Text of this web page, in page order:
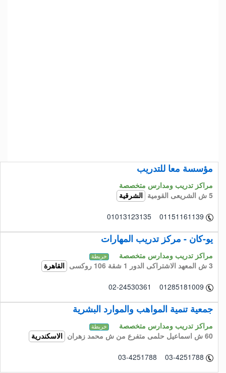
مؤسسة معا للتدريب
مراكز تدريب ومدارس متخصصة
5 ش الشريعى القومية
الشرقية
01013123135 01151161139
يو-كان - مركز تدريب المهارات
مراكز تدريب ومدارس متخصصة خريطة
3 ش المعهد الاشتراكى الدور 1 شقة 106 روكسى القاهرة
02-24530361 01285181009
جمعية تنمية المواهب والموارد البشرية
مراكز تدريب ومدارس متخصصة خريطة
60 ش اسماعيل حلمى متفرع من ش محمد زهران الاسكندرية
03-4251788 03-4251788